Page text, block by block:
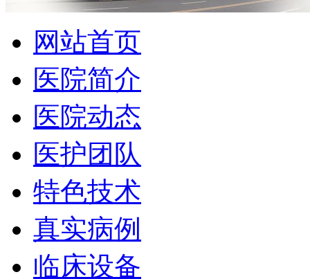
网站首页
医院简介
医院动态
医护团队
特色技术
真实病例
临床设备